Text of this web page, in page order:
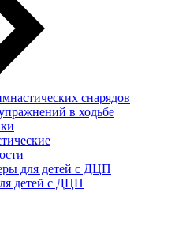
снарядов
в ходьбе
для детей с ДЦП
детей с ДЦП